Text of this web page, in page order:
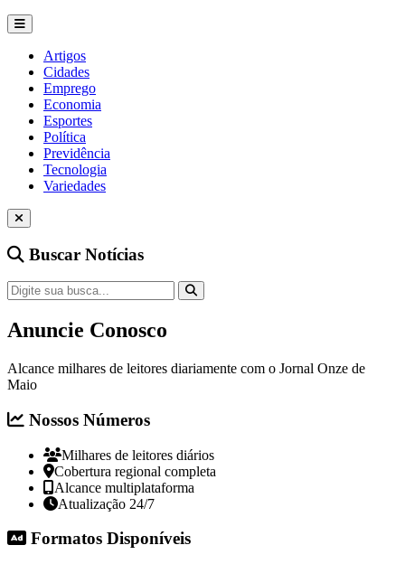
Artigos
Cidades
Emprego
Economia
Esportes
Política
Previdência
Tecnologia
Variedades
Buscar Notícias
Anuncie Conosco
Alcance milhares de leitores diariamente com o Jornal Onze de
Maio
Nossos Números
Milhares de leitores diários
Cobertura regional completa
Alcance multiplataforma
Atualização 24/7
Formatos Disponíveis